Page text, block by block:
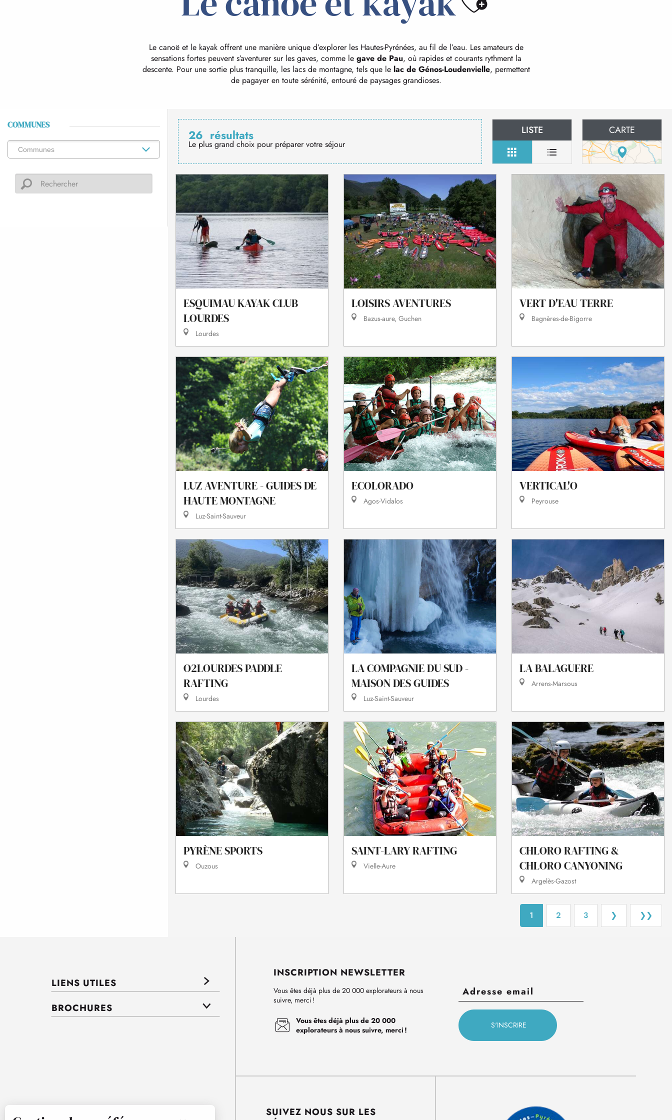
Le canoë et le kayak offrent une manière unique d’explorer les Hautes-Pyrénées, au fil de l’eau. Les amateurs de
sensations fortes peuvent s’aventurer sur les gaves, comme le gave de Pau, où rapides et courants rythment la
descente. Pour une sortie plus tranquille, les lacs de montagne, tels que lelac de Génos-Loudenvielle, permettent
de pagayer en toute sérénité, entouré de paysages grandioses.
COMMUNES
26 résultats
Le plus grand choix pour préparer votre séjour
LISTE CARTE
ESQUIMAU KAYAK CLUB
LOURDES
Lourdes
LOISIRS AVENTURES
Bazus-aure, Guchen
VERT D'EAU TERRE
Bagnères-de-Bigorre
LUZ AVENTURE - GUIDES DE
HAUTE MONTAGNE
Luz-Saint-Sauveur
ECOLORADO
Agos-Vidalos
VERTICAL'O
Peyrouse
O2LOURDES PADDLE
RAFTING
Lourdes
LA COMPAGNIE DU SUD -
MAISON DES GUIDES
Luz-Saint-Sauveur
LA BALAGUERE
Arrens-Marsous
PYRÈNE SPORTS
Ouzous
SAINT-LARY RAFTING
Vielle-Aure
CHLORO RAFTING &
CHLORO CANYONING
Argelès-Gazost
1 2 3 ❯ ❯❯
LIENS UTILES
BROCHURES
INSCRIPTION NEWSLETTER
Vous êtes déjà plus de 20 000 explorateurs à nous
suivre, merci !
Vous êtes déjà plus de 20 000
explorateurs à nous suivre, merci !
SUIVEZ NOUS SUR LES